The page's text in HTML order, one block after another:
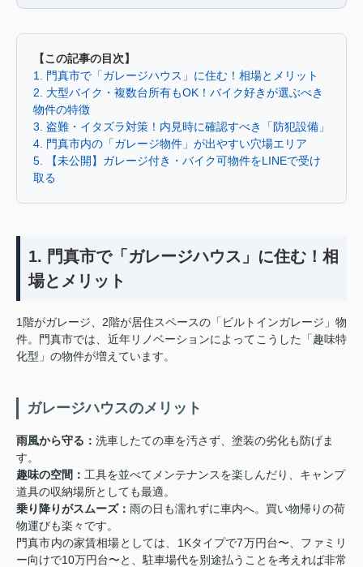
【この記事の目次】
1. 門真市で「ガレージハウス」に住む！相場とメリット
2. 大型バイク・複数台所有もOK！バイク好きが選ぶべき
物件の特徴
3. 盗難・イタズラ対策！内見時に確認すべき「防犯設備」
4. 門真市内の「ガレージ物件」が出やすい穴場エリア
5. 【未公開】ガレージ付き・バイク可物件をLINEで受け
取る
1. 門真市で「ガレージハウス」に住む！相
場とメリット
1階がガレージ、2階が居住スペースの「ビルトインガレージ」物
件。門真市では、近年リノベーションによってこうした「趣味特
化型」の物件が増えています。
ガレージハウスのメリット
雨風から守る： 洗車したての車を汚さず、塗装の劣化も防げま
す。
趣味の空間： 工具を並べてメンテナンスを楽しんだり、キャンプ
道具の収納場所としても最適。
乗り降りがスムーズ： 雨の日も濡れずに車内へ。買い物帰りの荷
物運びも楽々です。
門真市内の家賃相場としては、1Kタイプで7万円台〜、ファミリ
ー向けで10万円台〜と、駐車場代を別途払うことを考えれば非常